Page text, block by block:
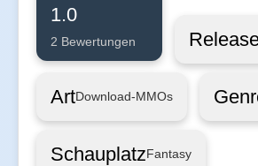
1.0
2 Bewertungen
ArtDownload-MMOs
SchauplatzFantasy